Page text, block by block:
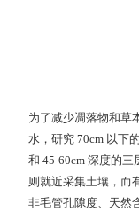
为了减少凋落物和草
水，研究 70cm 以下
和 45-60cm 深度的
则就近采集土壤，而
非毛管孔隙度、天然